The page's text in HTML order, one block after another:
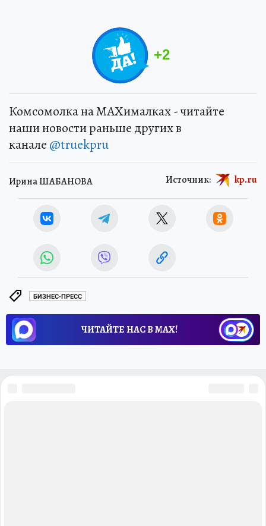
+2
Комсомолка на MAXималках - читайте
наши новости раньше других в
канале @truekpru
Ирина ШАБАНОВА Источник: kp.ru
БИЗНЕС-ПРЕСС
ЧИТАЙТЕ НАС В МАХ!